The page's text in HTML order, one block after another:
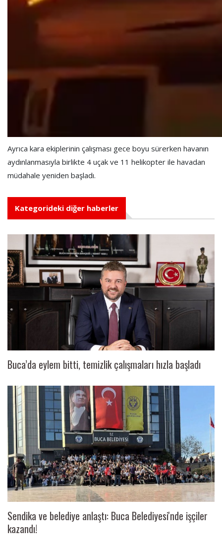
Ayrıca kara ekiplerinin çalışması gece boyu sürerken havanın
aydınlanmasıyla birlikte 4 uçak ve 11 helikopter ile havadan
müdahale yeniden başladı.
Kategorideki diğer haberler
Buca’da eylem bitti, temizlik çalışmaları hızla başladı
Sendika ve belediye anlaştı: Buca Belediyesi'nde işçiler
kazandı!